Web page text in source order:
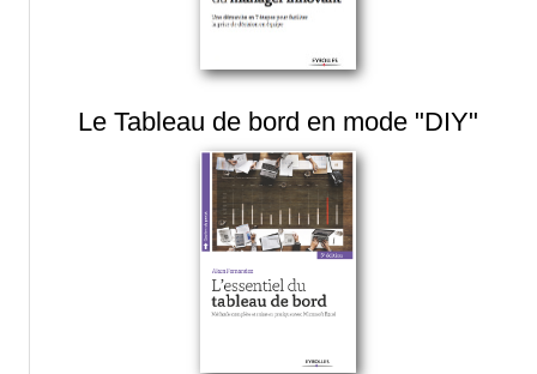
Le Tableau de bord en mode "DIY"